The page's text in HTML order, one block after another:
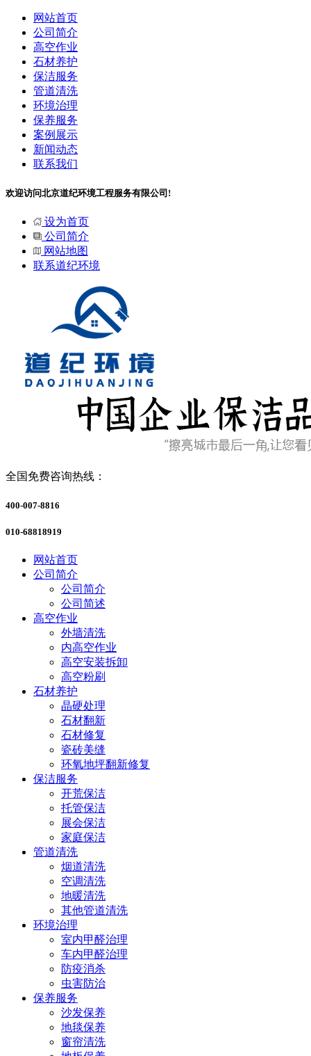
网站首页
公司简介
高空作业
石材养护
保洁服务
管道清洗
环境治理
保养服务
案例展示
新闻动态
联系我们
欢迎访问北京道纪环境工程服务有限公司!
设为首页
公司简介
网站地图
联系道纪环境
全国免费咨询热线：
400-007-8816
010-68818919
网站首页
公司简介
公司简介
公司简述
高空作业
外墙清洗
内高空作业
高空安装拆卸
高空粉刷
石材养护
晶硬处理
石材翻新
石材修复
瓷砖美缝
环氧地坪翻新修复
保洁服务
开荒保洁
托管保洁
展会保洁
家庭保洁
管道清洗
烟道清洗
空调清洗
地暖清洗
其他管道清洗
环境治理
室内甲醛治理
车内甲醛治理
防疫消杀
虫害防治
保养服务
沙发保养
地毯保养
窗帘清洗